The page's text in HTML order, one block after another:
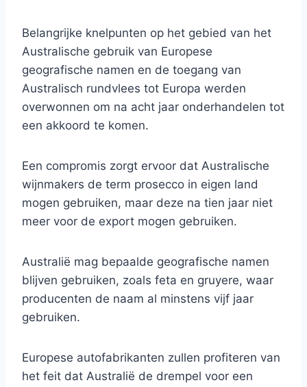
Belangrijke knelpunten op het gebied van het
Australische gebruik van Europese
geografische namen en de toegang van
Australisch rundvlees tot Europa werden
overwonnen om na acht jaar onderhandelen tot
een akkoord te komen.
Een compromis zorgt ervoor dat Australische
wijnmakers de term prosecco in eigen land
mogen gebruiken, maar deze na tien jaar niet
meer voor de export mogen gebruiken.
Australië mag bepaalde geografische namen
blijven gebruiken, zoals feta en gruyere, waar
producenten de naam al minstens vijf jaar
gebruiken.
Europese autofabrikanten zullen profiteren van
het feit dat Australië de drempel voor een